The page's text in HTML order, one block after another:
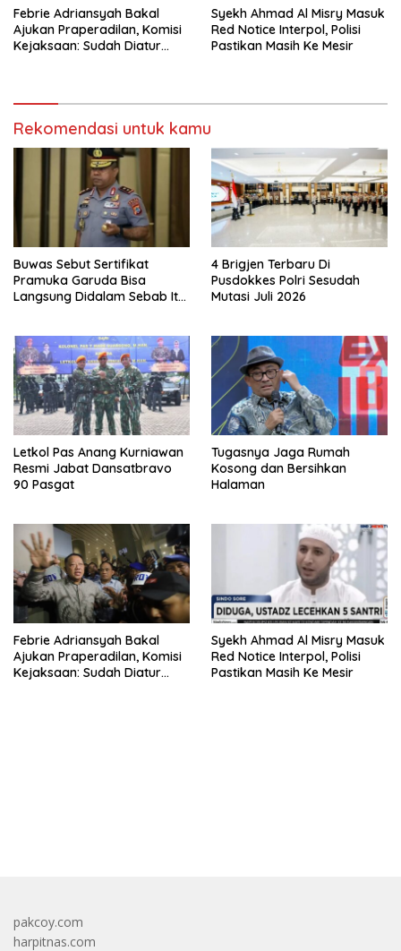
Febrie Adriansyah Bakal
Ajukan Praperadilan, Komisi
Kejaksaan: Sudah Diatur
Syekh Ahmad Al Misry Masuk
Red Notice Interpol, Polisi
Pastikan Masih Ke Mesir
Rekomendasi untuk kamu
Buwas Sebut Sertifikat
Pramuka Garuda Bisa
Langsung Didalam Sebab Itu
4 Brigjen Terbaru Di
Pusdokkes Polri Sesudah
Mutasi Juli 2026
Letkol Pas Anang Kurniawan
Resmi Jabat Dansatbravo
90 Pasgat
Tugasnya Jaga Rumah
Kosong dan Bersihkan
Halaman
Febrie Adriansyah Bakal
Ajukan Praperadilan, Komisi
Kejaksaan: Sudah Diatur
Syekh Ahmad Al Misry Masuk
Red Notice Interpol, Polisi
Pastikan Masih Ke Mesir
pakcoy.com
harpitnas.com